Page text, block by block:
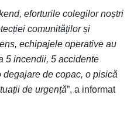
eforturile colegilor noștri
comunităților și
echipajele operative au
5 incendii, 5 accidente
de copac, o pisică
de urgență”, a informat